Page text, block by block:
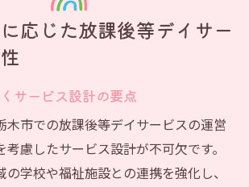
なニーズ調査とその活用
子供たちの成長をサポートする方
計画の立て方と実施例
達段階に応じたサポート
ッフによる個別フォローの重要性
重した活動内容の提案
応じた放課後等デイサー
サービス設計の要点
木市での放課後等デイサービスの運営
慮したサービス設計が不可欠です。
学校や福祉施設との連携を強化し、